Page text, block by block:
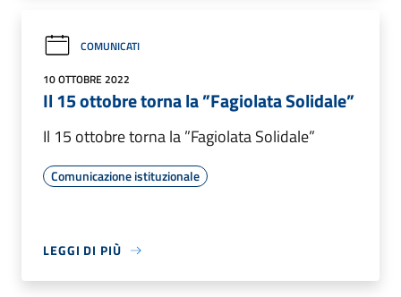
COMUNICATI
10 OTTOBRE 2022
Il 15 ottobre torna la ”Fagiolata Solidale”
Il 15 ottobre torna la ”Fagiolata Solidale”
Comunicazione istituzionale
LEGGI DI PIÙ